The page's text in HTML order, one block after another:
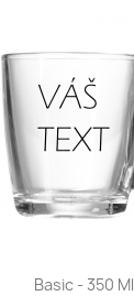
Basic - 350 Ml